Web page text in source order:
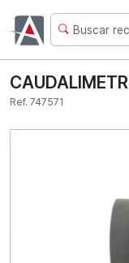
Ref. 747571